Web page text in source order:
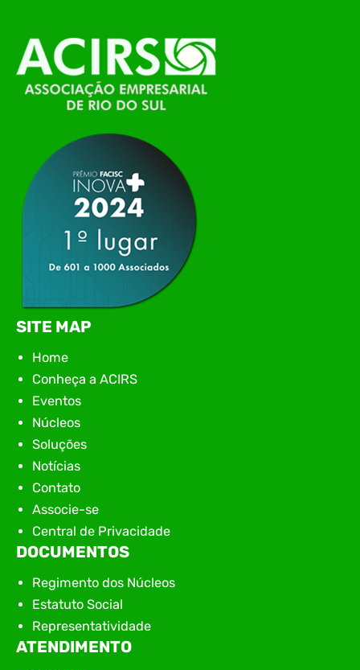
O Polo ACATE-ACIRS, por meio do NIAVI – Núcleo
de Tecnologia da Informação do Alto Vale do
Itajaí, realizou, no dia 21 de julho, o evento
Conexão Tech NIAVI, reunindo empresas de
tecnologia da região para uma noite de
apresentação de novas iniciativas para o setor. O
encontro aconteceu em Rio…
SITE MAP
Home
Conheça a ACIRS
Eventos
Núcleos
Soluções
Notícias
Contato
Associe-se
Central de Privacidade
DOCUMENTOS
Regimento dos Núcleos
Estatuto Social
Representatividade
ATENDIMENTO